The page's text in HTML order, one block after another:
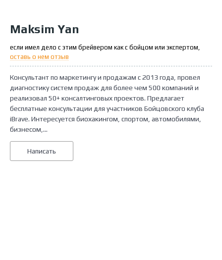
Maksim Yan
если имел дело с этим брейвером как с бойцом или экспертом,
оставь о нем отзыв
Консультант по маркетингу и продажам с 2013 года, провел
диагностику систем продаж для более чем 500 компаний и
реализовал 50+ консалтинговых проектов. Предлагает
бесплатные консультации для участников Бойцовского клуба
iBrave. Интересуется биохакингом, спортом, автомобилями,
бизнесом,...
Написать